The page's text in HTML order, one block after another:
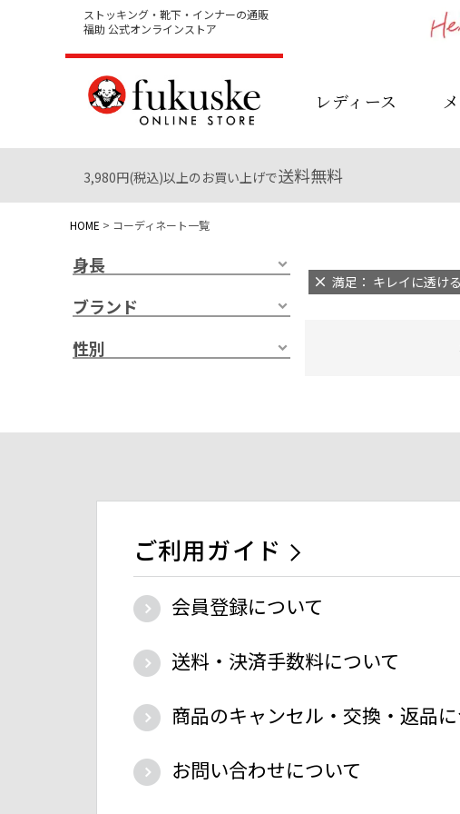
ストッキング・靴下・インナーの通販
福助 公式オンラインストア
レディース
3,980円(税込)以上のお買い上げで送料無料
HOME コーディネート一覧
身長
ブランド
性別
満足： キレイに透け
ご利用ガイド
会員登録について
送料・決済手数料について
商品のキャンセル・交換・返品
お問い合わせについて